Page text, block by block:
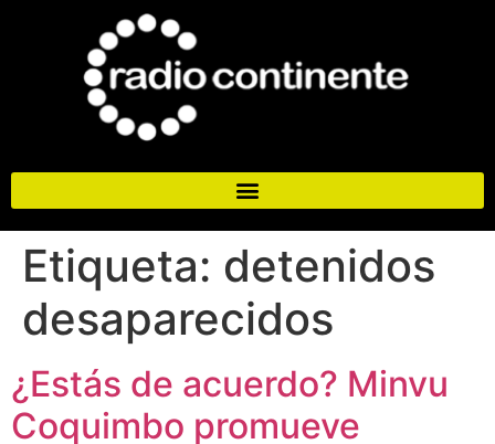
Etiqueta: detenidos
desaparecidos
¿Estás de acuerdo? Minvu
Coquimbo promueve